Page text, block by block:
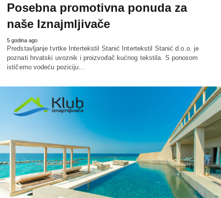
Posebna promotivna ponuda za
naše Iznajmljivače
5 godina ago
Predstavljanje tvrtke Intertekstil Stanić Intertekstil Stanić d.o.o. je
poznati hrvatski uvoznik i proizvođač kućnog tekstila. S ponosom
ističemo vodeću poziciju…